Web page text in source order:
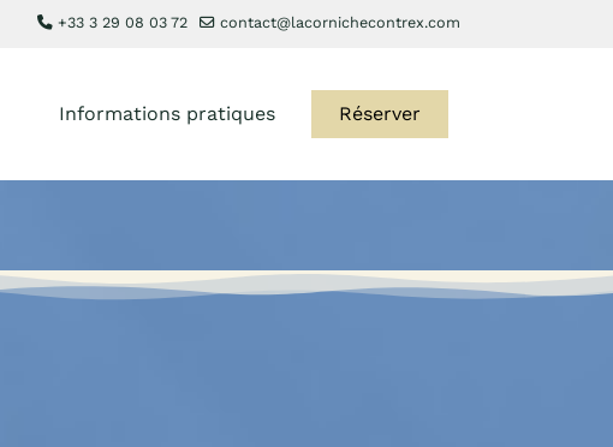
+33 3 29 08 03 72 contact@lacornichecontrex.com
Informations pratiques Réserver